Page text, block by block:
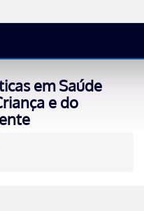
Acesso à
em Saúde
e do